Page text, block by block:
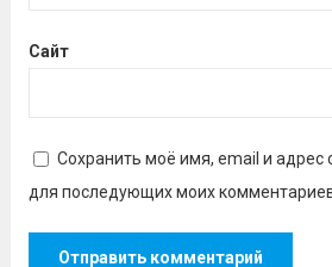
Сайт
Сохранить моё имя, email и адрес
для последующих моих